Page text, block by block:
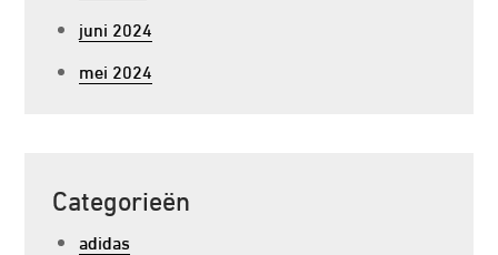
juni 2024
mei 2024
Categorieën
adidas